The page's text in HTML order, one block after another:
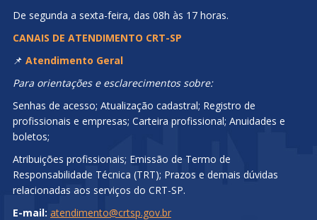
De segunda a sexta-feira, das 08h às 17 horas.
CANAIS DE ATENDIMENTO CRT-SP
📌 Atendimento Geral
Para orientações e esclarecimentos sobre:
Senhas de acesso; Atualização cadastral; Registro de
profissionais e empresas; Carteira profissional; Anuidades e
boletos;
Atribuições profissionais; Emissão de Termo de
Responsabilidade Técnica (TRT); Prazos e demais dúvidas
relacionadas aos serviços do CRT-SP.
E-mail: atendimento@crtsp.gov.br